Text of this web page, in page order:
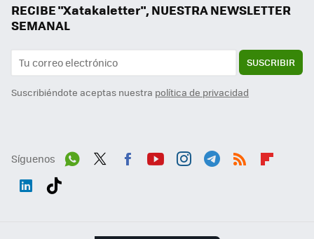
RECIBE "Xatakaletter", NUESTRA NEWSLETTER
SEMANAL
SUSCRIBIR
Suscribiéndote aceptas nuestra política de privacidad
Síguenos